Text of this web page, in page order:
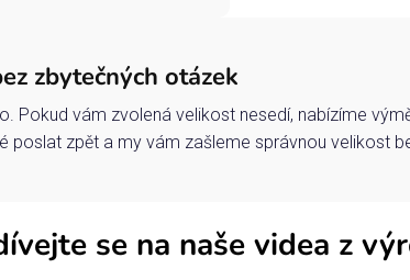
zbytečných otázek
Pokud vám zvolená velikost nesedí, nabízíme
poslat zpět a my vám zašleme správnou velikost
se na naše videa z